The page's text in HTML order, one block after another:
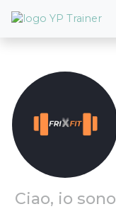
Ciao, io sono